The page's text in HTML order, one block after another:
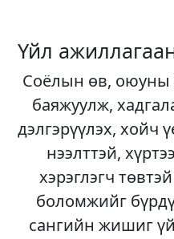
Үйл
Соёлын өв, оюуны
баяжуулж,
дэлгэрүүлэх, хойч
нээлттэй,
хэрэглэгч
боломжийг
сангийн жишиг